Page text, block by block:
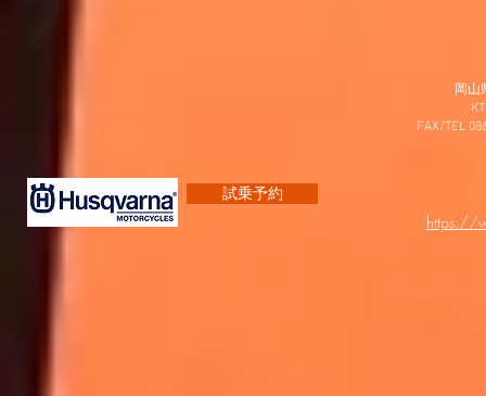
岡山
FAX/TEL
試乗予約
https://